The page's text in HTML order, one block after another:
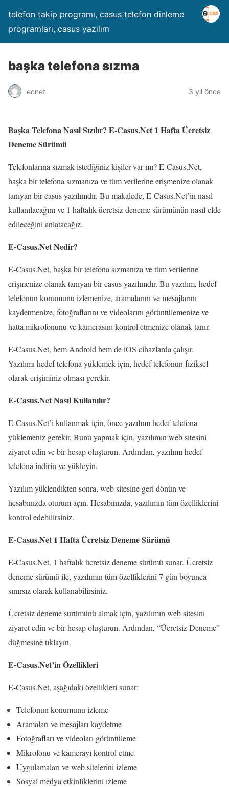
telefon takip programı, casus telefon dinleme
programları, casus yazılım
başka telefona sızma
ecnet 3 yıl önce
Başka Telefona Nasıl Sızılır? E-Casus.Net 1 Hafta Ücretsiz
Deneme Sürümü
Telefonlarına sızmak istediğiniz kişiler var mı? E-Casus.Net,
başka bir telefona sızmanıza ve tüm verilerine erişmenize olanak
tanıyan bir casus yazılımdır. Bu makalede, E-Casus.Net’in nasıl
kullanılacağını ve 1 haftalık ücretsiz deneme sürümünün nasıl elde
edileceğini anlatacağız.
E-Casus.Net Nedir?
E-Casus.Net, başka bir telefona sızmanıza ve tüm verilerine
erişmenize olanak tanıyan bir casus yazılımdır. Bu yazılım, hedef
telefonun konumunu izlemenize, aramalarını ve mesajlarını
kaydetmenize, fotoğraflarını ve videolarını görüntülemenize ve
hatta mikrofonunu ve kamerasını kontrol etmenize olanak tanır.
E-Casus.Net, hem Android hem de iOS cihazlarda çalışır.
Yazılımı hedef telefona yüklemek için, hedef telefonun fiziksel
olarak erişiminiz olması gerekir.
E-Casus.Net Nasıl Kullanılır?
E-Casus.Net’i kullanmak için, önce yazılımı hedef telefona
yüklemeniz gerekir. Bunu yapmak için, yazılımın web sitesini
ziyaret edin ve bir hesap oluşturun. Ardından, yazılımı hedef
telefona indirin ve yükleyin.
Yazılım yüklendikten sonra, web sitesine geri dönün ve
hesabınızda oturum açın. Hesabınızda, yazılımın tüm özelliklerini
kontrol edebilirsiniz.
E-Casus.Net 1 Hafta Ücretsiz Deneme Sürümü
E-Casus.Net, 1 haftalık ücretsiz deneme sürümü sunar. Ücretsiz
deneme sürümü ile, yazılımın tüm özelliklerini 7 gün boyunca
sınırsız olarak kullanabilirsiniz.
Ücretsiz deneme sürümünü almak için, yazılımın web sitesini
ziyaret edin ve bir hesap oluşturun. Ardından, “Ücretsiz Deneme”
düğmesine tıklayın.
E-Casus.Net’in Özellikleri
E-Casus.Net, aşağıdaki özellikleri sunar:
Telefonun konumunu izleme
Aramaları ve mesajları kaydetme
Fotoğrafları ve videoları görüntüleme
Mikrofonu ve kamerayı kontrol etme
Uygulamaları ve web sitelerini izleme
Sosyal medya etkinliklerini izleme